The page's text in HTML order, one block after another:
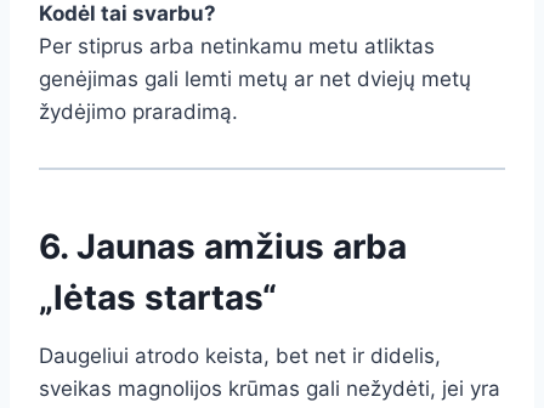
Kodėl tai svarbu?
Per stiprus arba netinkamu metu atliktas
genėjimas gali lemti metų ar net dviejų metų
žydėjimo praradimą.
6. Jaunas amžius arba
„lėtas startas“
Daugeliui atrodo keista, bet net ir didelis,
sveikas magnolijos krūmas gali nežydėti, jei yra